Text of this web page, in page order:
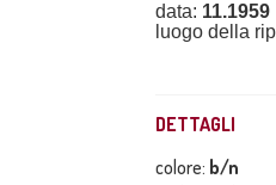
data: 11.1959
luogo della
DETTAGLI
colore: b/n